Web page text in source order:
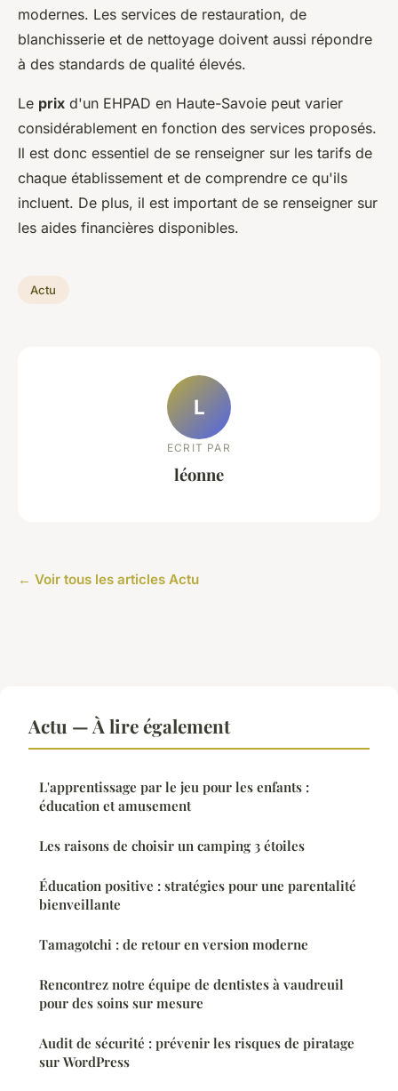
modernes. Les services de restauration, de
blanchisserie et de nettoyage doivent aussi répondre
à des standards de qualité élevés.
Le prix d'un EHPAD en Haute-Savoie peut varier
considérablement en fonction des services proposés.
Il est donc essentiel de se renseigner sur les tarifs de
chaque établissement et de comprendre ce qu'ils
incluent. De plus, il est important de se renseigner sur
les aides financières disponibles.
Actu
L
ECRIT PAR
léonne
← Voir tous les articles Actu
Actu — À lire également
L'apprentissage par le jeu pour les enfants :
éducation et amusement
Les raisons de choisir un camping 3 étoiles
Éducation positive : stratégies pour une parentalité
bienveillante
Tamagotchi : de retour en version moderne
Rencontrez notre équipe de dentistes à vaudreuil
pour des soins sur mesure
Audit de sécurité : prévenir les risques de piratage
sur WordPress